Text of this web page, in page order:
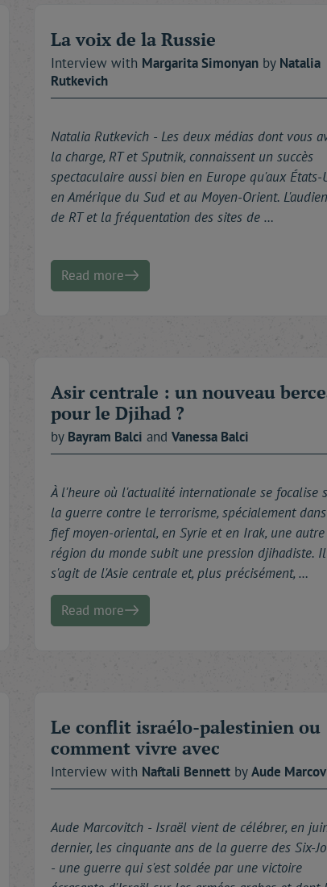
La voix de la Russie
Interview with MargaritaSimonyan by Natalia
Rutkevich
Natalia Rutkevich - Les deux médias dont vous
la charge, RT et Sputnik, connaissent un succès
spectaculaire aussi bien en Europe qu'aux États-
en Amérique du Sud et au Moyen-Orient.
de RT et la fréquentation des sites de …
Read more
Asir centrale : un nouveau
pour le Djihad ?
by Bayram Balci and Vanessa Balci
À l'heure où l'actualité internationale se focalise
la guerre contre le terrorisme, spécialement
fief moyen-oriental, en Syrie et en Irak, une autre
région du monde subit une pression djihadiste. Il
s'agit de l'Asie centrale et, plus précisément, …
Read more
Le conflit israélo-palestinien ou
comment vivre avec
Interview with Naftali Bennett byAude
Aude Marcovitch - Israël vient de célébrer, en
dernier, les cinquante ans de la guerre des Six-
- une guerre qui s'est soldée par une victoire